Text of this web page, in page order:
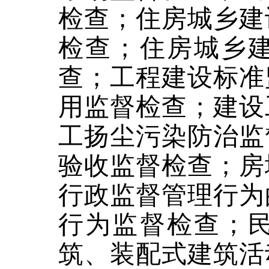
检查；住房城乡
检查；住房城乡
查；工程建设标
用监督检查；建
工扬尘污染防治
验收监督检查；
行政监督管理行
行为监督检查；
筑、装配式建筑